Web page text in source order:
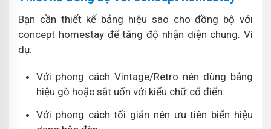
Bạn cần thiết kế bảng hiệu sao cho đồng bộ với
concept homestay để tăng độ nhận diện chung. Ví
dụ:
Với phong cách Vintage/Retro nên dùng bảng
hiệu gỗ hoặc sắt uốn với kiểu chữ cổ điển.
Với phong cách tối giản nên ưu tiên biển hiệu